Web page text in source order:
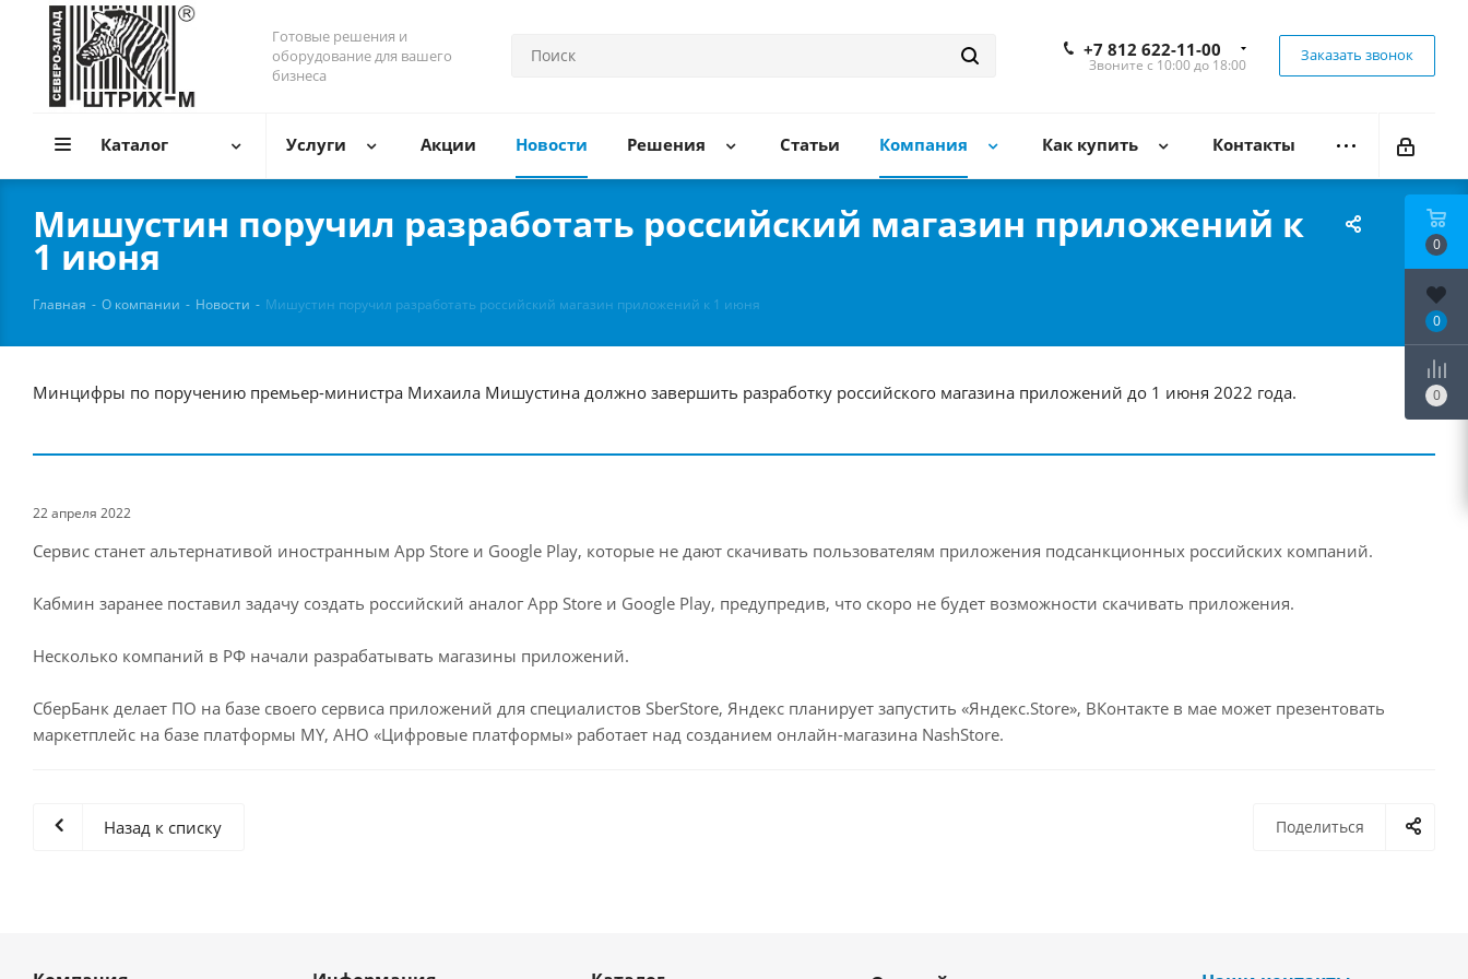
Готовые решения и
оборудование для вашего
бизнеса
+7 812 622-11-00
Звоните с 10:00 до 18:00
Заказать звонок
Каталог Услуги Акции Новости Решения Статьи Компания Как купить Контакты
Мишустин поручил разработать российский магазин приложений к
1 июня
Главная - О компании - Новости - Мишустин поручил разработать российский магазин приложений к 1 июня
Минцифры по поручению премьер-министра Михаила Мишустина должно завершить разработку российского магазина приложений до 1 июня 2022 года.
22 апреля 2022
Сервис станет альтернативой иностранным App Store и Google Play, которые не дают скачивать пользователям приложения подсанкционных российских компаний.
Кабмин заранее поставил задачу создать российский аналог App Store и Google Play, предупредив, что скоро не будет возможности скачивать приложения.
Несколько компаний в РФ начали разрабатывать магазины приложений.
СберБанк делает ПО на базе своего сервиса приложений для специалистов SberStore, Яндекс планирует запустить «Яндекс.Store», ВКонтакте в мае может презентовать
маркетплейс на базе платформы MY, АНО «Цифровые платформы» работает над созданием онлайн-магазина NashStore.
Поделиться
Назад к списку
0
0
0